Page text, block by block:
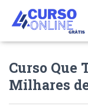
Curso Que
Milhares